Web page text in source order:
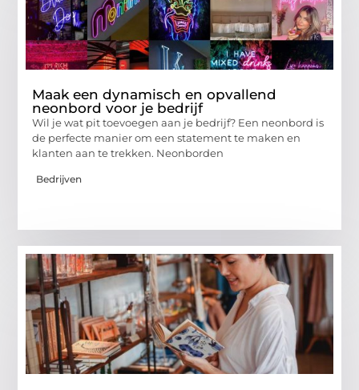
Maak een dynamisch en opvallend
neonbord voor je bedrijf
Wil je wat pit toevoegen aan je bedrijf? Een neonbord is
de perfecte manier om een statement te maken en
klanten aan te trekken. Neonborden
Bedrijven